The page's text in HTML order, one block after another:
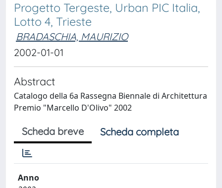
Progetto Tergeste, Urban PIC Italia,
Lotto 4, Trieste
BRADASCHIA, MAURIZIO
2002-01-01
Abstract
Catalogo della 6a Rassegna Biennale di Architettura
Premio "Marcello D'Olivo" 2002
Scheda breve Scheda completa
Anno